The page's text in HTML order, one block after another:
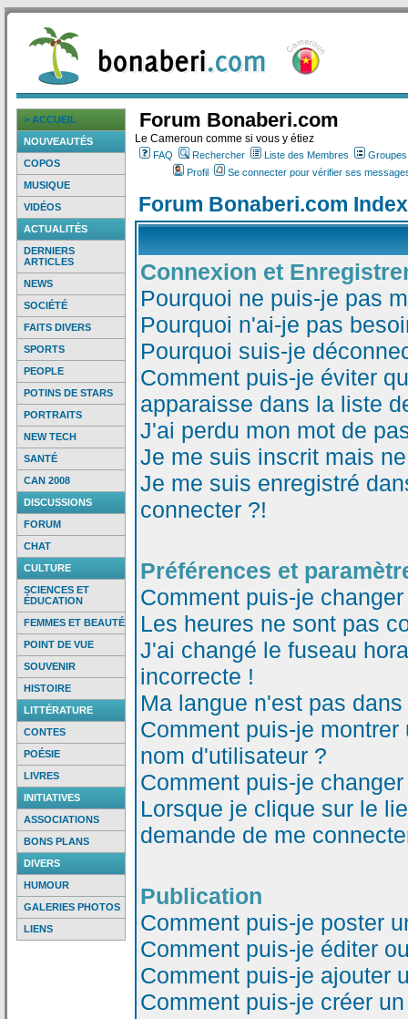
> ACCUEIL
NOUVEAUTÉS
COPOS
MUSIQUE
VIDÉOS
ACTUALITÉS
DERNIERS
ARTICLES
NEWS
SOCIÉTÉ
FAITS DIVERS
SPORTS
PEOPLE
POTINS DE STARS
PORTRAITS
NEW TECH
SANTÉ
CAN 2008
DISCUSSIONS
FORUM
CHAT
CULTURE
SCIENCES ET
ÉDUCATION
FEMMES ET BEAUTÉ
POINT DE VUE
SOUVENIR
HISTOIRE
LITTÉRATURE
CONTES
POÉSIE
LIVRES
INITIATIVES
ASSOCIATIONS
BONS PLANS
DIVERS
HUMOUR
GALERIES PHOTOS
LIENS
Forum Bonaberi.com
Le Cameroun comme si vous y étiez
FAQ Rechercher Liste des Membres
Profil
Se connecter pour vérifier ses
Forum Bonaberi.com
Connexion et
Pourquoi ne puis-je pas
Pourquoi n'ai-je pas
Pourquoi suis-je
Comment puis-je éviter
apparaisse dans la liste
J'ai perdu mon mot de
Je me suis inscrit mais
Je me suis enregistré
connecter ?!
Préférences et
Comment puis-je
Les heures ne sont pas
J'ai changé le fuseau
incorrecte !
Ma langue n'est pas
Comment puis-je
nom d'utilisateur ?
Comment puis-je
Lorsque je clique sur le
demande de me
Publication
Comment puis-je poster
Comment puis-je éditer
Comment puis-je ajouter
Comment puis-je créer